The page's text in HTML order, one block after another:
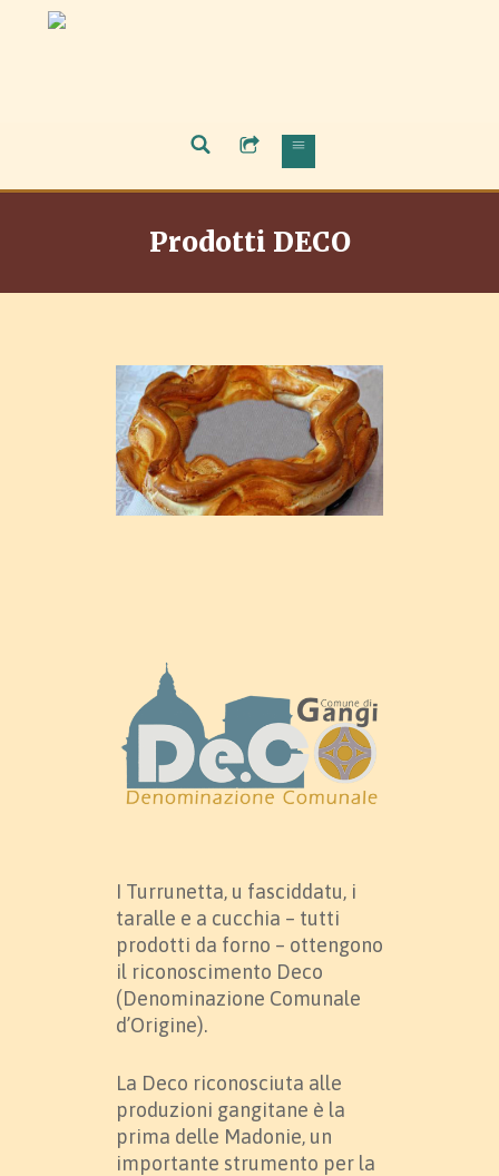
Prodotti DECO
I Turrunetta, u fasciddatu, i
taralle e a cucchia – tutti
prodotti da forno – ottengono
il riconoscimento Deco
(Denominazione Comunale
d’Origine).
La Deco riconosciuta alle
produzioni gangitane è la
prima delle Madonie, un
importante strumento per la